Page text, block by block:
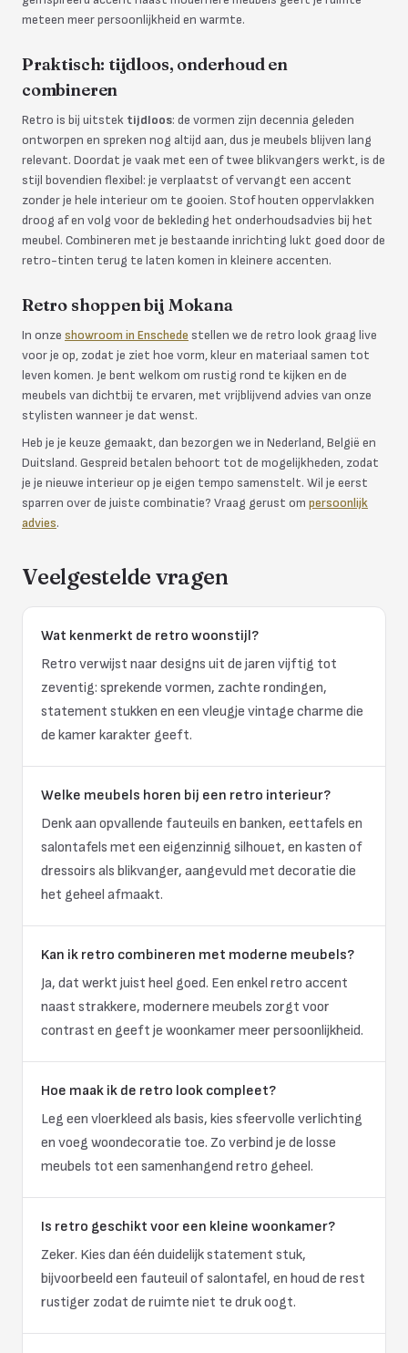
meteen meer persoonlijkheid en warmte.
Praktisch: tijdloos, onderhoud en
combineren
Retro is bij uitstek tijdloos: de vormen zijn decennia geleden
ontworpen en spreken nog altijd aan, dus je meubels blijven lang
relevant. Doordat je vaak met een of twee blikvangers werkt, is de
stijl bovendien flexibel: je verplaatst of vervangt een accent
zonder je hele interieur om te gooien. Stof houten oppervlakken
droog af en volg voor de bekleding het onderhoudsadvies bij het
meubel. Combineren met je bestaande inrichting lukt goed door de
retro-tinten terug te laten komen in kleinere accenten.
Retro shoppen bij Mokana
In onze showroom in Enschede stellen we de retro look graag live
voor je op, zodat je ziet hoe vorm, kleur en materiaal samen tot
leven komen. Je bent welkom om rustig rond te kijken en de
meubels van dichtbij te ervaren, met vrijblijvend advies van onze
stylisten wanneer je dat wenst.
Heb je je keuze gemaakt, dan bezorgen we in Nederland, België en
Duitsland. Gespreid betalen behoort tot de mogelijkheden, zodat
je je nieuwe interieur op je eigen tempo samenstelt. Wil je eerst
sparren over de juiste combinatie? Vraag gerust om persoonlijk
advies.
Veelgestelde vragen
Wat kenmerkt de retro woonstijl?
Retro verwijst naar designs uit de jaren vijftig tot
zeventig: sprekende vormen, zachte rondingen,
statement stukken en een vleugje vintage charme die
de kamer karakter geeft.
Welke meubels horen bij een retro interieur?
Denk aan opvallende fauteuils en banken, eettafels en
salontafels met een eigenzinnig silhouet, en kasten of
dressoirs als blikvanger, aangevuld met decoratie die
het geheel afmaakt.
Kan ik retro combineren met moderne meubels?
Ja, dat werkt juist heel goed. Een enkel retro accent
naast strakkere, modernere meubels zorgt voor
contrast en geeft je woonkamer meer persoonlijkheid.
Hoe maak ik de retro look compleet?
Leg een vloerkleed als basis, kies sfeervolle verlichting
en voeg woondecoratie toe. Zo verbind je de losse
meubels tot een samenhangend retro geheel.
Is retro geschikt voor een kleine woonkamer?
Zeker. Kies dan één duidelijk statement stuk,
bijvoorbeeld een fauteuil of salontafel, en houd de rest
rustiger zodat de ruimte niet te druk oogt.